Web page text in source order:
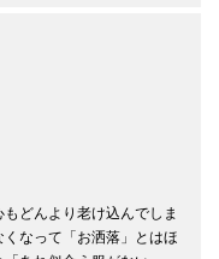
どんより老け込んでしま
なって「お洒落」とはほ